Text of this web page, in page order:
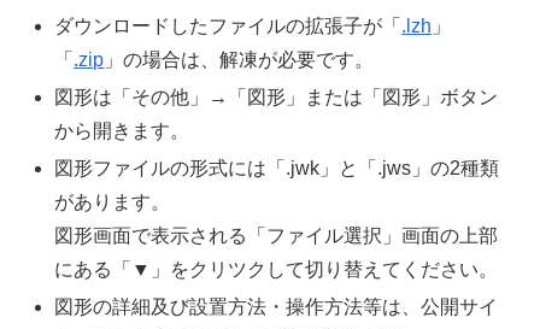
ダウンロードしたファイルの拡張子が「 .lzh 」
「 .zip 」の場合は、解凍が必要です。
図形は「その他」→「図形」または「図形」ボタン
から開きます。
図形ファイルの形式には「.jwk」と「.jws」の2種類
があります。
図形画面で表示される「ファイル選択」画面の上部
にある「▼」をクリツクして切り替えてください。
図形の詳細及び設置方法・操作方法等は、公開サイ